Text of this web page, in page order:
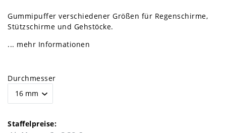
Gummipuffer verschiedener Größen für Regenschirme,
Stützschirme und Gehstöcke.
... mehr Informationen
Durchmesser
Staffelpreise: